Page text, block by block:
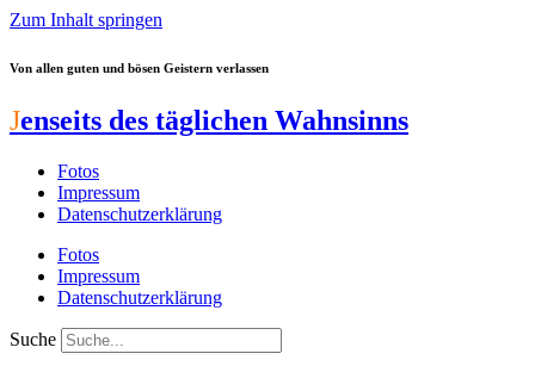
Zum Inhalt springen
Von allen guten und bösen Geistern verlassen
Jenseits des täglichen Wahnsinns
Fotos
Impressum
Datenschutzerklärung
Fotos
Impressum
Datenschutzerklärung
Suche